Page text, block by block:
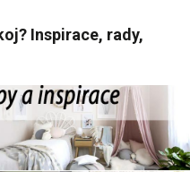
Inspirace, rady,